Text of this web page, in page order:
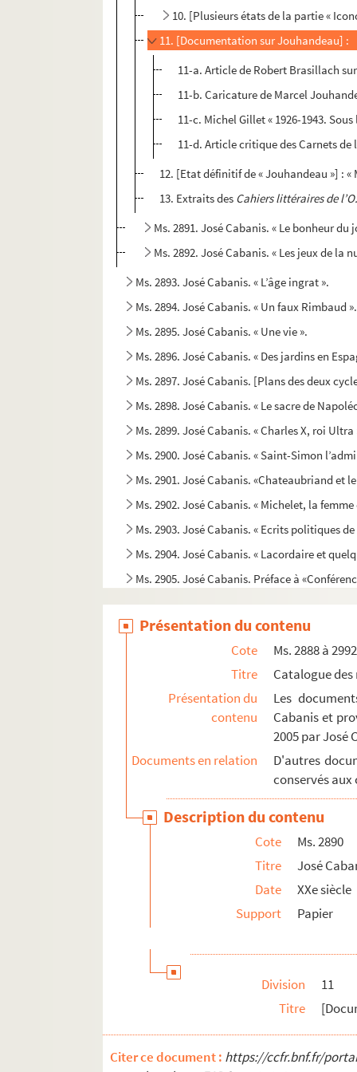
10. [Plusieurs états de la partie «
11. [Documentation sur Jouhandeau] :
11-a. Article de Robert Brasillach
11-b. Caricature de Marcel
11-c. Michel Gillet « 1926-1943.
11-d. Article critique des Carnets
12. [Etat définitif de « Jouhandeau »] :
13. Extraits des Cahiers littéraires de
Ms. 2891. José Cabanis. « Le bonheur du
Ms. 2892. José Cabanis. « Les jeux de la
Ms. 2893. José Cabanis. « L’âge ingrat ».
Ms. 2894. José Cabanis. « Un faux Rimbaud ».
Ms. 2895. José Cabanis. « Une vie ».
Ms. 2896. José Cabanis. « Des jardins en
Ms. 2897. José Cabanis. [Plans des deux
Ms. 2898. José Cabanis. « Le sacre de
Ms. 2899. José Cabanis. « Charles X, roi Ultra
Ms. 2900. José Cabanis. « Saint-Simon
Ms. 2901. José Cabanis. «Chateaubriand et
Ms. 2902. José Cabanis. « Michelet, la
Ms. 2903. José Cabanis. « Ecrits politiques
Ms. 2904. José Cabanis. « Lacordaire et
Ms. 2905. José Cabanis. Préface à
Ms. 2906. José Cabanis. « Le Musée
Ms. 2907. José Cabanis. « Saint-Simon
Ms. 2908. José Cabanis. « Pour Sainte-Beuve
Ms. 2909. José Cabanis. Article sur son
Ms. 2910. José Cabanis. « Les pays lointains
Ms. 2911. José Cabanis. « Chateaubriand,
Ms. 2912. José Cabanis. Préface à la
Ms. 2913. José Cabanis. Préface aux
Ms. 2914. José Cabanis. Discours de
Ms. 2915. [Autour de José Cabanis et des
Ms. 2916. José Cabanis. « Mauriac, le roman
Ms. 2917. José Cabanis. En marge d'un
Ms. 2919. José Cabanis. « Pages du
Temps
Ms. 2920. José Cabanis. [Discours sur
Ms. 2921. José Cabanis. [Préface à « Dits et
Ms. 2924. José Cabanis. Discours de
Présentation du contenu
Cote
Ms. 2888 à 2992
Titre
Catalogue
Présentation du
contenu
Les
Cabanis et
2005 par José
Documents en relation
D'autres
conservés aux
Description du contenu
Cote
Ms. 2890
Titre
José
Date
XXe siècle
Support
Papier
Division
11
Titre
Citer ce document : https://ccfr.bnf.fr/